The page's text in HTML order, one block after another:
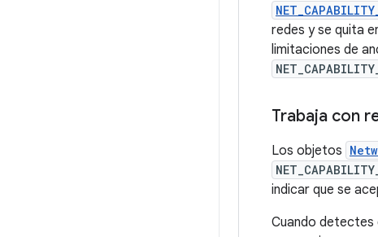
redes y se quita
limitaciones de
Trabaja con
Los objetos
indicar que se
Cuando detectes